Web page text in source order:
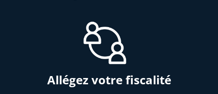
Allégez votre fiscalité